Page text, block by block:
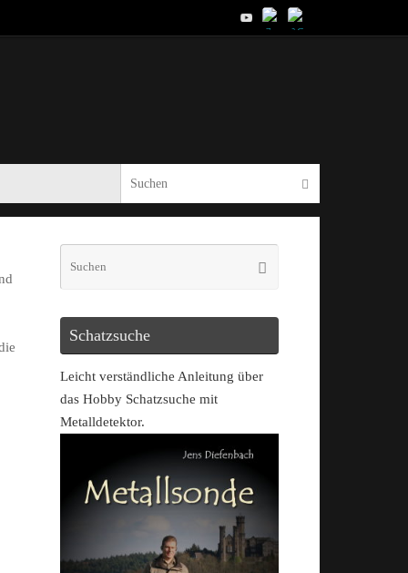
Schatzsuche
Leicht verständliche Anleitung über
das Hobby Schatzsuche mit
Metalldetektor.